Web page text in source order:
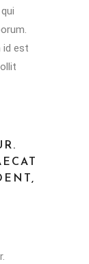
id est